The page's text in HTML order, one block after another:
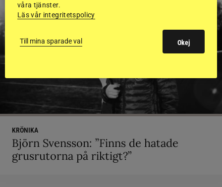
KRÖNIKA
Björn Svensson: ”Finns de hatade
grusrutorna på riktigt?”
våra tjänster.
Läs vår integritetspolicy
Till mina sparade val Okej